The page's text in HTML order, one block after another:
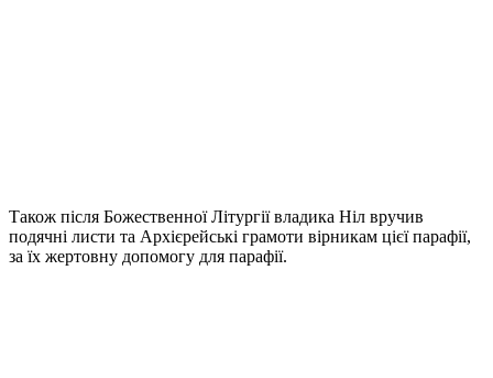
Також після Божественної Літургії владика Ніл вручив
подячні листи та Архієрейські грамоти вірникам цієї парафії,
за їх жертовну допомогу для парафії.